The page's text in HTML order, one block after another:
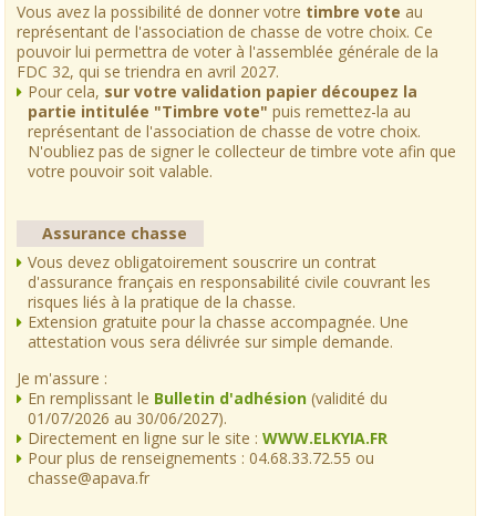
Vous avez la possibilité de donner votre timbre vote au
représentant de l'association de chasse de votre choix. Ce
pouvoir lui permettra de voter à l'assemblée générale de la
FDC 32, qui se triendra en avril 2027.
Pour cela, sur votre validation papier découpez la
partie intitulée "Timbre vote" puis remettez-la au
représentant de l'association de chasse de votre choix.
N'oubliez pas de signer le collecteur de timbre vote afin que
votre pouvoir soit valable.
Assurance chasse
Vous devez obligatoirement souscrire un contrat
d'assurance français en responsabilité civile couvrant les
risques liés à la pratique de la chasse.
Extension gratuite pour la chasse accompagnée. Une
attestation vous sera délivrée sur simple demande.
Je m'assure :
En remplissant le Bulletin d'adhésion (validité du
01/07/2026 au 30/06/2027).
Directement en ligne sur le site :WWW.ELKYIA.FR
Pour plus de renseignements : 04.68.33.72.55 ou
chasse@apava.fr